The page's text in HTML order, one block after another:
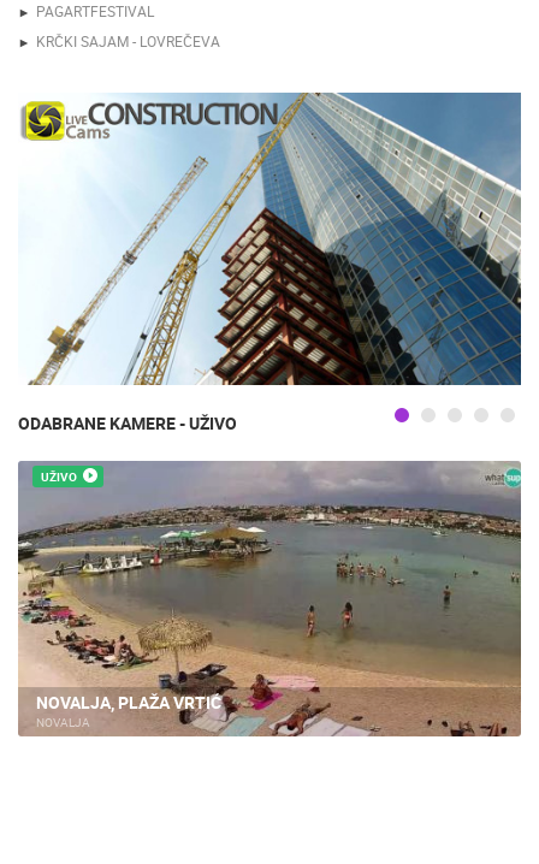
PAGARTFESTIVAL
KRČKI SAJAM - LOVREČEVA
ODABRANE KAMERE - UŽIVO
UŽIVO
NOVALJA, PLAŽA VRTIĆ
NOVALJA